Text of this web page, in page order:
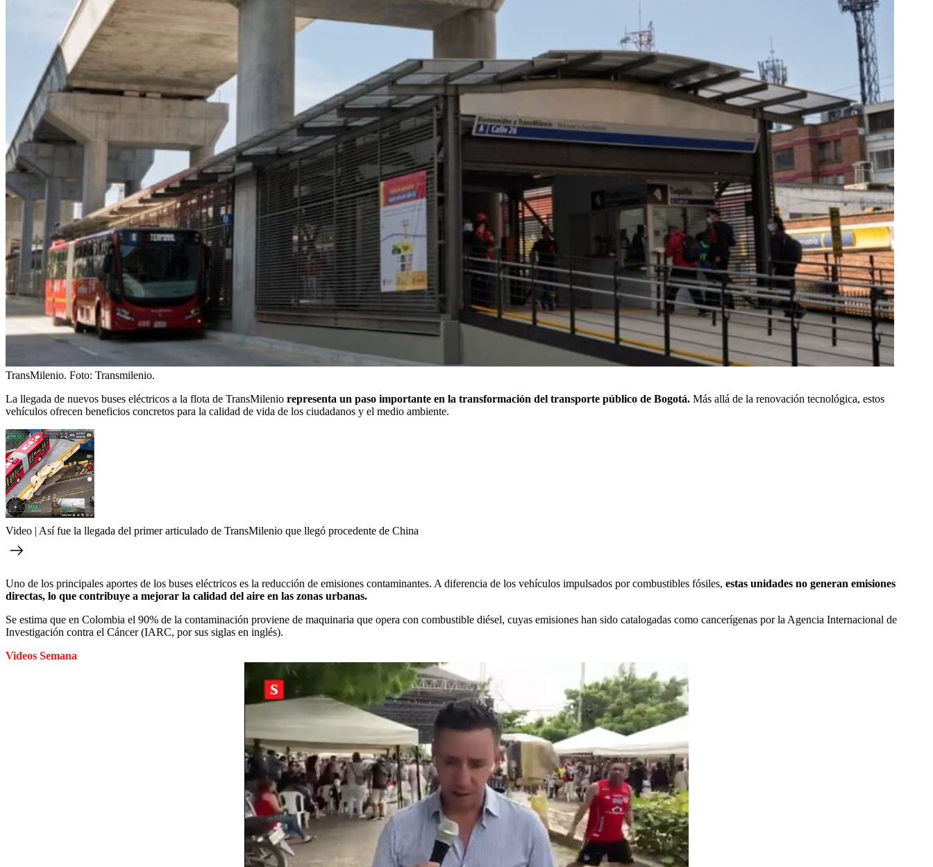
TransMilenio. Foto: Transmilenio.
La llegada de nuevos buses eléctricos a la flota de TransMilenio representa un paso importante en la transformación del transporte público de Bogotá. Más allá de la renovación tecnológica, estos
vehículos ofrecen beneficios concretos para la calidad de vida de los ciudadanos y el medio ambiente.
Video | Así fue la llegada del primer articulado de TransMilenio que llegó procedente de China
Uno de los principales aportes de los buses eléctricos es la reducción de emisiones contaminantes. A diferencia de los vehículos impulsados por combustibles fósiles, estas unidades no generan emisiones
directas, lo que contribuye a mejorar la calidad del aire en las zonas urbanas.
Se estima que en Colombia el 90% de la contaminación proviene de maquinaria que opera con combustible diésel, cuyas emisiones han sido catalogadas como cancerígenas por la Agencia Internacional de
Investigación contra el Cáncer (IARC, por sus siglas en inglés).
Videos Semana